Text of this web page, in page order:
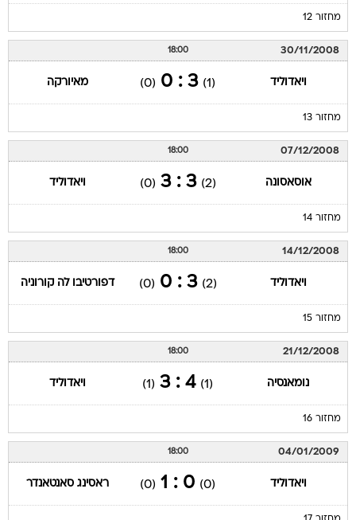
מחזור 12
30/11/2008
18:00
ויאדוליד (1)
3 : 0
(0) מאיורקה
מחזור 13
07/12/2008
18:00
אוסאסונה (2)
3 : 3
(0) ויאדוליד
מחזור 14
14/12/2008
18:00
ויאדוליד (2)
3 : 0
(0) דפורטיבו לה קורוניה
מחזור 15
21/12/2008
18:00
נומאנסיה (1)
4 : 3
(1) ויאדוליד
מחזור 16
04/01/2009
18:00
ויאדוליד (0)
0 : 1
(0) ראסינג סאנטאנדר